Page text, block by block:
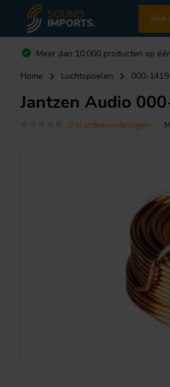
Alle
Meer dan 10.000 producten op
Home
Luchtspoelen 000-
Jantzen Audio
0 klantbeoordelingen